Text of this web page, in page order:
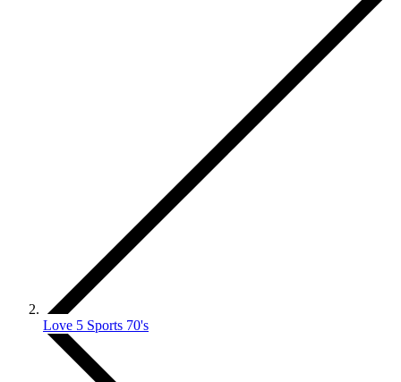
Love 5 Sports 70's